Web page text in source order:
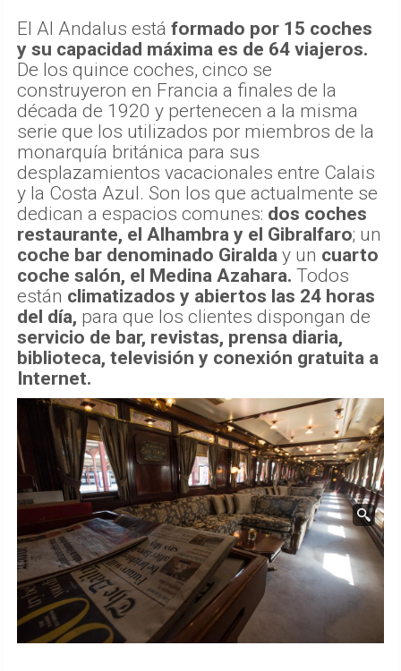
El Al Andalus está formado por 15 coches
y su capacidad máxima es de 64 viajeros.
De los quince coches, cinco se
construyeron en Francia a finales de la
década de 1920 y pertenecen a la misma
serie que los utilizados por miembros de la
monarquía británica para sus
desplazamientos vacacionales entre Calais
y la Costa Azul. Son los que actualmente se
dedican a espacios comunes: dos coches
restaurante, el Alhambra y el Gibralfaro; un
coche bar denominado Giralda y un cuarto
coche salón, el Medina Azahara. Todos
están climatizados y abiertos las 24 horas
del día, para que los clientes dispongan de
servicio de bar, revistas, prensa diaria,
biblioteca, televisión y conexión gratuita a
Internet.